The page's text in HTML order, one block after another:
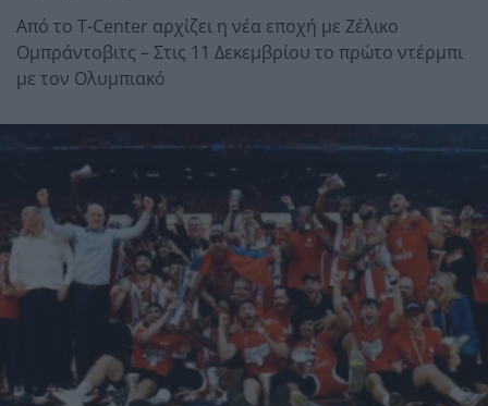
Από το T-Center αρχίζει η νέα εποχή με Ζέλικο
Ομπράντοβιτς – Στις 11 Δεκεμβρίου το πρώτο ντέρμπι
με τον Ολυμπιακό